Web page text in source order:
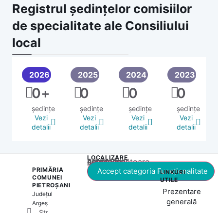
Registrul ședințelor comisiilor
de specialitate ale Consiliului
local
2026
ședințe
0+
Vezi
detalii
2025
ședințe
0
Vezi
detalii
2024
ședințe
0
Vezi
detalii
2023
ședințe
0
Vezi
detalii
PRIMĂRIA
COMUNEI
PIETROȘANI
Județul
Argeș
LOCALIZARE
Acest conținut este blocat până când acceptați categoria corespunzătoare de cookie-uri.
Accept categoria Funcționalitate
LINKURI
UTILE
Prezentare
generală